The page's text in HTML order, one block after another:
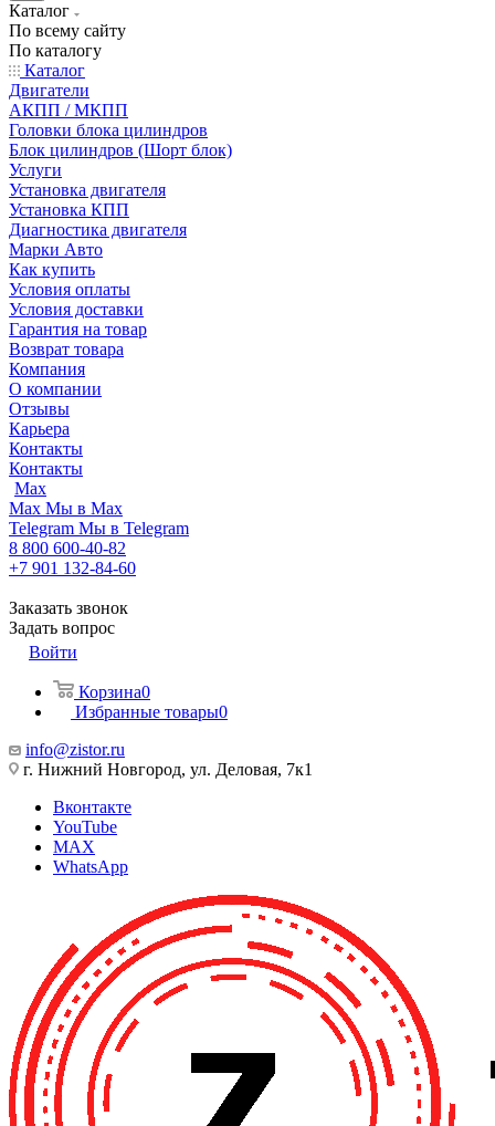
Каталог
По всему сайту
По каталогу
Каталог
Двигатели
АКПП / МКПП
Головки блока цилиндров
Блок цилиндров (Шорт блок)
Услуги
Установка двигателя
Установка КПП
Диагностика двигателя
Марки Авто
Как купить
Условия оплаты
Условия доставки
Гарантия на товар
Возврат товара
Компания
О компании
Отзывы
Карьера
Контакты
Контакты
Max
Max Мы в Max
Telegram Мы в Telegram
8 800 600-40-82
+7 901 132-84-60
Заказать звонок
Задать вопрос
Войти
Корзина0
Избранные товары0
info@zistor.ru
г. Нижний Новгород, ул. Деловая, 7к1
Вконтакте
YouTube
MAX
WhatsApp